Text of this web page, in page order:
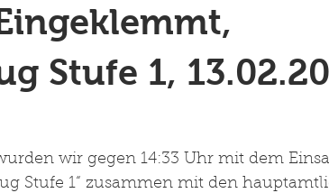
Stufe 1,
wir gegen 14:33 Uhr mit dem
Stufe 1“ zusammen mit den